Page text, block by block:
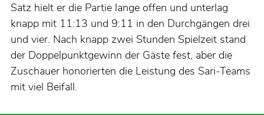
Satz hielt er die Partie lange offen und unterlag
knapp mit 11:13 und 9:11 in den Durchgängen drei
und vier. Nach knapp zwei Stunden Spielzeit stand
der Doppelpunktgewinn der Gäste fest, aber die
Zuschauer honorierten die Leistung des Sari-Teams
mit viel Beifall.